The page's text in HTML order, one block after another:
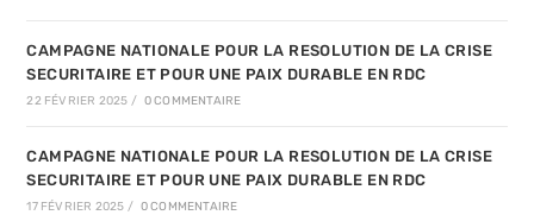
CAMPAGNE NATIONALE POUR LA RESOLUTION DE LA CRISE
SECURITAIRE ET POUR UNE PAIX DURABLE EN RDC
22 FÉVRIER 2025 / 0 COMMENTAIRE
CAMPAGNE NATIONALE POUR LA RESOLUTION DE LA CRISE
SECURITAIRE ET POUR UNE PAIX DURABLE EN RDC
17 FÉVRIER 2025 / 0 COMMENTAIRE